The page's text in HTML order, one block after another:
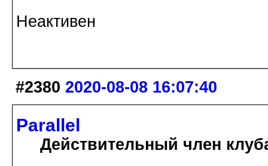
Неактивен
#2380 2020-08-08 16:07:40
Parallel
Действительный член